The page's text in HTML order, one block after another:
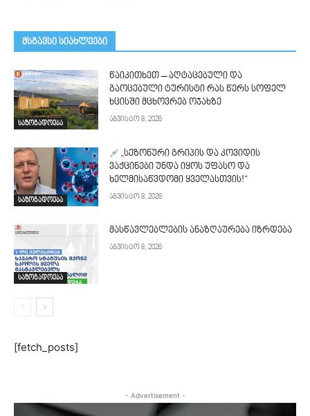
მსგავსი სიახლეები
საზოგადოება
წაიკითხეთ – აღტაცებული და
გაოცებული ტურისტი რას წერს სოფელ
ხცისში მცხოვრებ ოჯახზე
აგვისტო 8, 2026
საზოგადოება
„სეზონური გრიპის და კოვიდის
ვაქცინები უნდა იყოს უფასო და
ხელმისაწვდომი ყველასთვის!“
აგვისტო 8, 2026
საზოგადოება
მასწავლებლების ანაზღაურება იზრდება
აგვისტო 8, 2026
[fetch_posts]
- Advertisement -